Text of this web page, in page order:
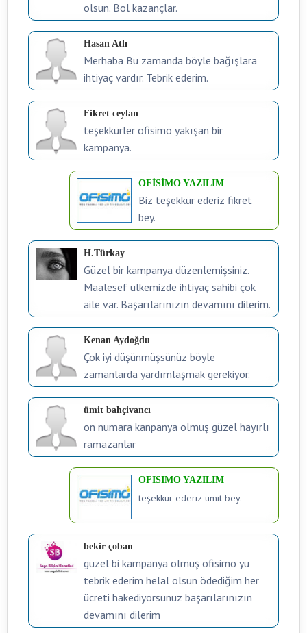
olsun. Bol kazançlar.
Hasan Atlı
Merhaba Bu zamanda böyle bağışlara
ihtiyaç vardır. Tebrik ederim.
Fikret ceylan
teşekkürler ofisimo yakışan bir
kampanya.
OFİSİMO YAZILIM
Biz teşekkür ederiz fikret
bey.
H.Türkay
Güzel bir kampanya düzenlemişsiniz.
Maalesef ülkemizde ihtiyaç sahibi çok
aile var. Başarılarınızın devamını dilerim.
Kenan Aydoğdu
Çok iyi düşünmüşsünüz böyle
zamanlarda yardımlaşmak gerekiyor.
ümit bahçivancı
on numara kanpanya olmuş güzel hayırlı
ramazanlar
OFİSİMO YAZILIM
teşekkür ederiz ümit bey.
bekir çoban
güzel bi kampanya olmuş ofisimo yu
tebrik ederim helal olsun ödediğim her
ücreti hakediyorsunuz başarılarınızın
devamını dilerim